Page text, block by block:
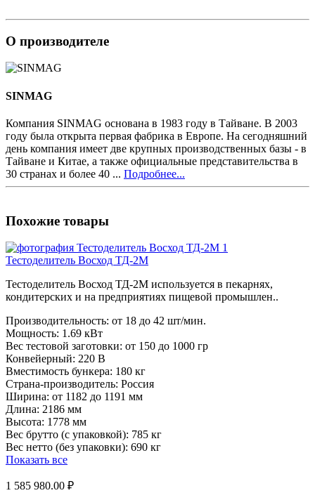
О производителе
SINMAG
Компания SINMAG основана в 1983 году в Тайване. В 2003
году была открыта первая фабрика в Европе. На сегодняшний
день компания имеет две крупных производственных базы - в
Тайване и Китае, а также официальные представительства в
30 странах и более 40 ... Подробнее...
Похожие товары
Тестоделитель Восход ТД-2М
Тестоделитель Восход ТД-2М используется в пекарнях,
кондитерских и на предприятиях пищевой промышлен..
Производительность: от 18 до 42 шт/мин.
Мощность: 1.69 кВт
Вес тестовой заготовки: от 150 до 1000 гр
Конвейерный: 220 В
Вместимость бункера: 180 кг
Страна-производитель: Россия
Ширина: от 1182 до 1191 мм
Длина: 2186 мм
Высота: 1778 мм
Вес брутто (с упаковкой): 785 кг
Вес нетто (без упаковки): 690 кг
Показать все
1 585 980.00 ₽